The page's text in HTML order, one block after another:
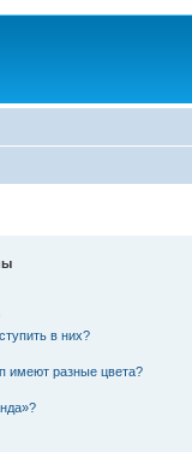
в них?
имеют разные цвета?